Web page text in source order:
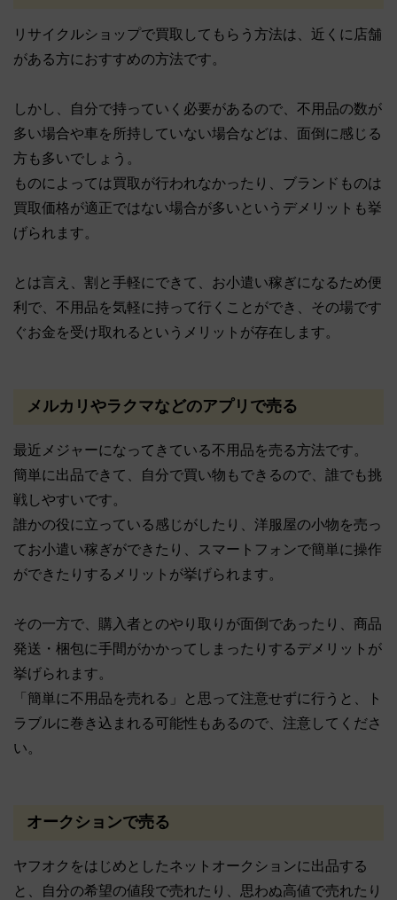
リサイクルショップで買取してもらう方法は、近くに店舗
がある方におすすめの方法です。
しかし、自分で持っていく必要があるので、不用品の数が
多い場合や車を所持していない場合などは、面倒に感じる
方も多いでしょう。
ものによっては買取が行われなかったり、ブランドものは
買取価格が適正ではない場合が多いというデメリットも挙
げられます。
とは言え、割と手軽にできて、お小遣い稼ぎになるため便
利で、不用品を気軽に持って行くことができ、その場です
ぐお金を受け取れるというメリットが存在します。
メルカリやラクマなどのアプリで売る
最近メジャーになってきている不用品を売る方法です。
簡単に出品できて、自分で買い物もできるので、誰でも挑
戦しやすいです。
誰かの役に立っている感じがしたり、洋服屋の小物を売っ
てお小遣い稼ぎができたり、スマートフォンで簡単に操作
ができたりするメリットが挙げられます。
その一方で、購入者とのやり取りが面倒であったり、商品
発送・梱包に手間がかかってしまったりするデメリットが
挙げられます。
「簡単に不用品を売れる」と思って注意せずに行うと、ト
ラブルに巻き込まれる可能性もあるので、注意してくださ
い。
オークションで売る
ヤフオクをはじめとしたネットオークションに出品する
と、自分の希望の値段で売れたり、思わぬ高値で売れたり